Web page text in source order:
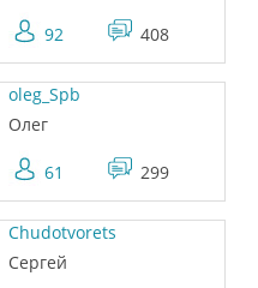
92 408
oleg_Spb
Олег
61 299
Chudotvorets
Сергей